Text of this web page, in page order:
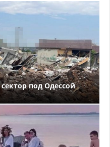
под Одессой